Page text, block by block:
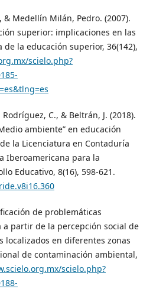
& Medellín Milán, Pedro. (2007).
superior: implicaciones en las
la educación superior, 36(142),
scielo.php?
Rodríguez, C., & Beltrán, J. (2018).
ambiente” en educación
la Licenciatura en Contaduría
Iberoamericana para la
Educativo, 8(16), 598-621.
de problemáticas
partir de la percepción social de
localizados en diferentes zonas
de contaminación ambiental,
scielo.php?